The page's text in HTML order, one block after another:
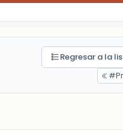
Regresar a la